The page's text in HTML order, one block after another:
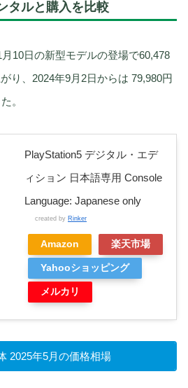
タルと購入を比較
10日の新型モデルの登場で60,478
、2024年9月2日からは 79,980円
。
PlayStation5 デジタル・エデ
ィション 日本語専用 Console
Language: Japanese only
created by Rinker
Amazon 楽天市場
Yahooショッピング
メルカリ
2025年5月の価格相場